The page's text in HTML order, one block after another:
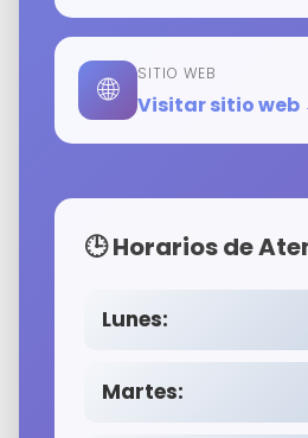
🌐 SITIO WEB
Visitar sitio web
🕒 Horarios de
Lunes:
Martes: